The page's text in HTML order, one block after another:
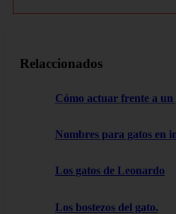
Relaccionados
Cómo actuar frente a un
Nombres para gatos en
Los gatos de Leonardo
Los bostezos del gato.